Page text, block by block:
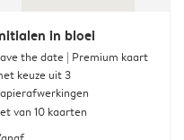
in bloei
the date | Premium kaart
keuze uit 3
van 10 kaarten